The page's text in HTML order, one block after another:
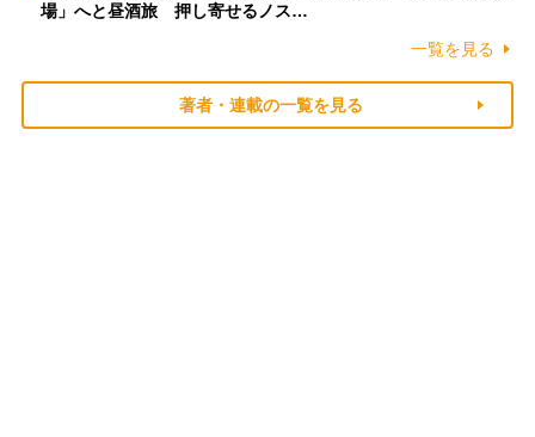
場」へと昼酒旅 押し寄せるノス…
一覧を見る
著者・連載の一覧を見る